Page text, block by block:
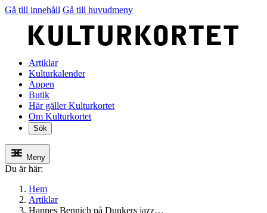
Gå till innehåll Gå till huvudmeny
Artiklar
Kulturkalender
Appen
Butik
Här gäller Kulturkortet
Om Kulturkortet
Sök
Meny
Du är här:
Hem
Artiklar
Hannes Bennich på Dunkers jazz…